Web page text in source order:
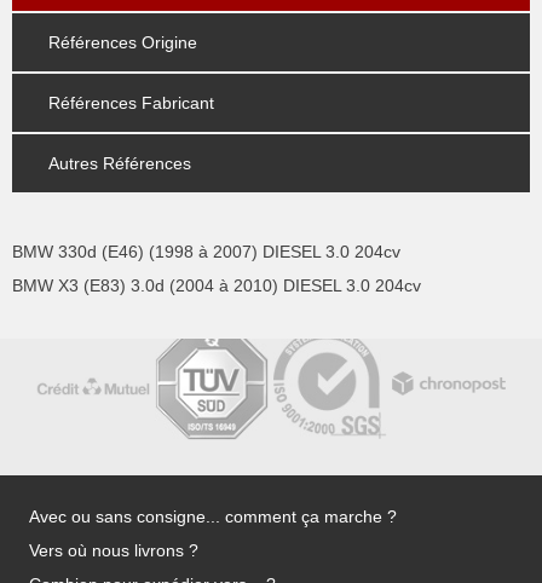
Références Origine
Références Fabricant
Autres Références
BMW 330d (E46) (1998 à 2007) DIESEL 3.0 204cv
BMW X3 (E83) 3.0d (2004 à 2010) DIESEL 3.0 204cv
Avec ou sans consigne... comment ça marche ?
Vers où nous livrons ?